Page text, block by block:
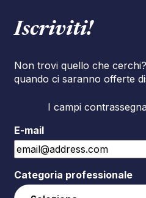
Iscriviti!
Non trovi quello che
quando ci saranno offerte
I campi
E-mail
Categoria professionale